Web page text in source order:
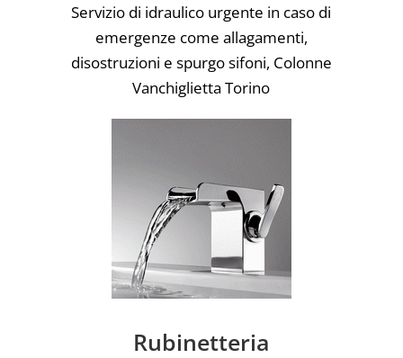
Servizio di idraulico urgente in caso di
emergenze come allagamenti,
disostruzioni e spurgo sifoni, Colonne
Vanchiglietta Torino
Rubinetteria